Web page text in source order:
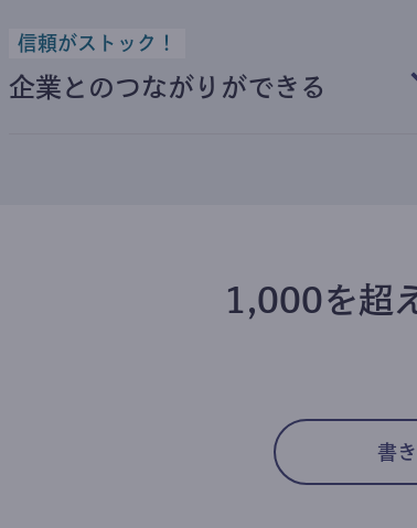
信頼がストック！
企業とのつながりができる
1,000を超
書